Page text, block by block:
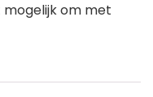
om met